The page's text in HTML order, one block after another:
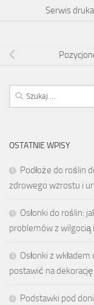
Serwis
Szukaj:
OSTATNIE WPISY
Podłoże do roślin
zdrowego wzrostu i
Osłonki do roślin:
problemów z wilgocią
Osłonki z
postawić na
Podstawki pod